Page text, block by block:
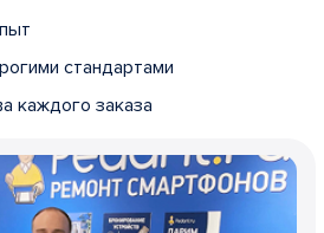
стандартами
каждого заказа